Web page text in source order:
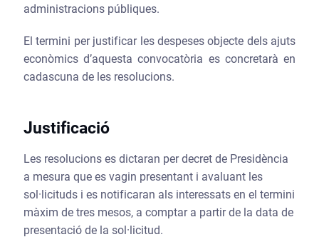
administracions públiques.
El termini per justificar les despeses objecte dels ajuts
econòmics d’aquesta convocatòria es concretarà en
cadascuna de les resolucions.
Justificació
Les resolucions es dictaran per decret de Presidència
a mesura que es vagin presentant i avaluant les
sol·licituds i es notificaran als interessats en el termini
màxim de tres mesos, a comptar a partir de la data de
presentació de la sol·licitud.